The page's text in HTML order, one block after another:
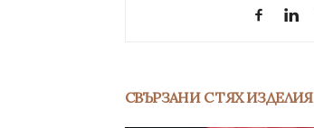
СВЪРЗАНИ С ТЯХ ИЗДЕЛИЯ